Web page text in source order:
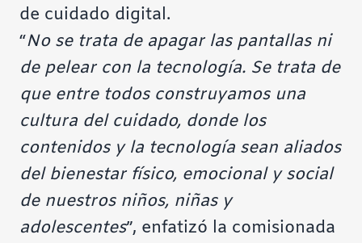
de cuidado digital.
“No se trata de apagar las pantallas ni
de pelear con la tecnología. Se trata de
que entre todos construyamos una
cultura del cuidado, donde los
contenidos y la tecnología sean aliados
del bienestar físico, emocional y social
de nuestros niños, niñas y
adolescentes”, enfatizó la comisionada